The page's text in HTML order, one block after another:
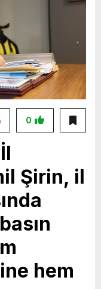
0
Şirin, il
hem